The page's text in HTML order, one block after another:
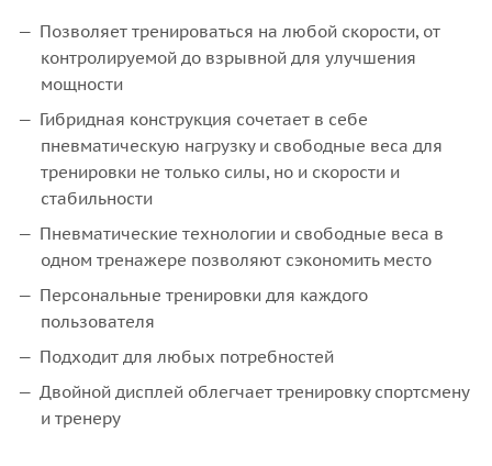
Позволяет тренироваться на любой скорости, от
контролируемой до взрывной для улучшения
мощности
Гибридная конструкция сочетает в себе
пневматическую нагрузку и свободные веса для
тренировки не только силы, но и скорости и
стабильности
Пневматические технологии и свободные веса в
одном тренажере позволяют сэкономить место
Персональные тренировки для каждого
пользователя
Подходит для любых потребностей
Двойной дисплей облегчает тренировку спортсмену
и тренеру